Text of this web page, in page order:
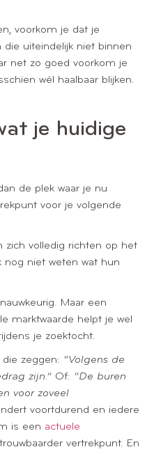
voorkom je dat je
uiteindelijk niet binnen
net zo goed voorkom je
wél haalbaar blijken.
je huidige
de plek waar je nu
voor je volgende
zich volledig richten op het
nog niet weten wat hun
Maar een
marktwaarde helpt je wel
je zoektocht.
zeggen: “Volgens de
zijn.” Of: “De buren
voor zoveel
voortdurend en iedere
is een actuele
vertrekpunt. En